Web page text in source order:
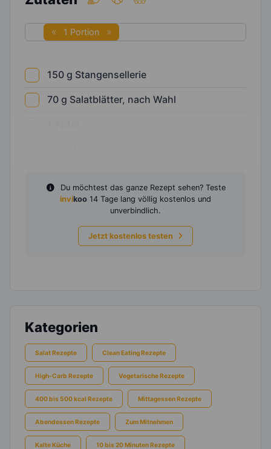
1 Portion
150 g Stangensellerie
70 g Salatblätter, nach Wahl
Du möchtest das ganze Rezept sehen? Teste
invikoo 14 Tage lang völlig kostenlos und
unverbindlich.
Jetzt kostenlos testen
Kategorien
Salat Rezepte Clean Eating Rezepte
High-Carb Rezepte Vegetarische Rezepte
400 bis 500 kcal Rezepte Mittagessen Rezepte
Abendessen Rezepte Zum Mitnehmen
Kalte Küche 10 bis 20 Minuten Rezepte